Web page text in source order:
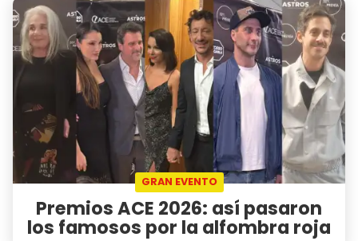
GRAN EVENTO
Premios ACE 2026: así pasaron
los famosos por la alfombra roja